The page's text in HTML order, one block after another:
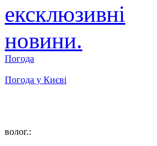
Погода
Погода у Києві
волог.: